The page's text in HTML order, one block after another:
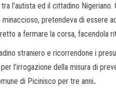
tra l’autista ed il cittadino
pretendeva di essere
a fermare la corsa, facendola
straniero e ricorrendone i
l’irrogazione della misura di
di Picinisco per tre anni.